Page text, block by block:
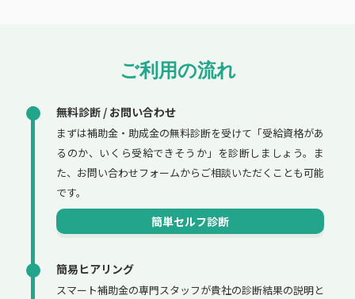
ご利用の流れ
無料診断 / お問い合わせ
まずは補助金・助成金の無料診断を受けて「受給資格があ
るのか、いくら受給できそうか」を診断しましょう。ま
た、お問い合わせフォームからご相談いただくことも可能
です。
簡単セルフ診断
簡易ヒアリング
スマート補助金の専門スタッフが貴社の診断結果の説明と